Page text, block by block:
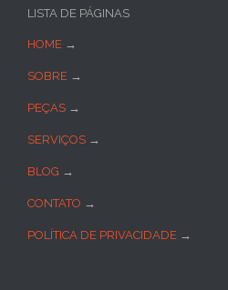
LISTA DE PÁGINAS
HOME →
SOBRE →
PEÇAS →
SERVIÇOS →
BLOG →
CONTATO →
POLÍTICA DE PRIVACIDADE →